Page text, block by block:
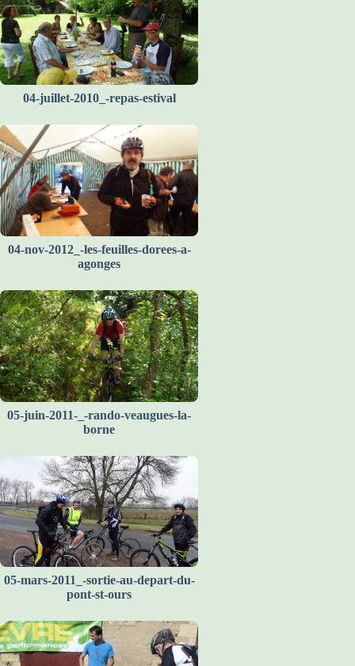
04-juillet-2010_-repas-estival
04-nov-2012_-les-feuilles-dorees-a-
agonges
05-juin-2011-_-rando-veaugues-la-
borne
05-mars-2011_-sortie-au-depart-du-
pont-st-ours